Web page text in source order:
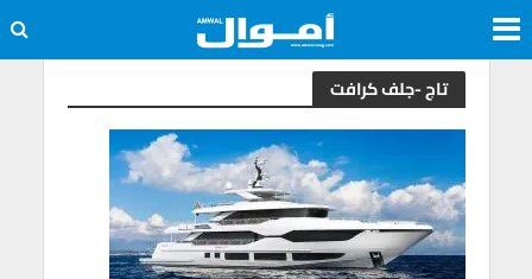
تاج -جلف كرافت